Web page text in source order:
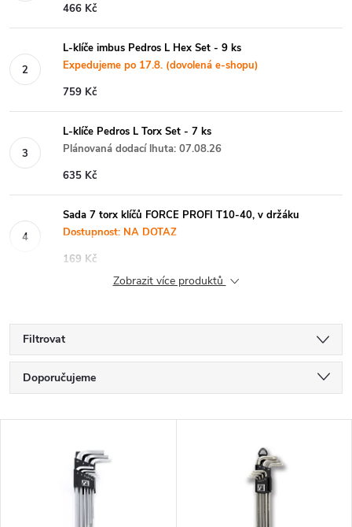
466 Kč
L-klíče imbus Pedros L Hex Set - 9 ks
Expedujeme po 17.8. (dovolená e-shopu)
759 Kč
L-klíče Pedros L Torx Set - 7 ks
Plánovaná dodací lhuta: 07.08.26
635 Kč
Sada 7 torx klíčů FORCE PROFI T10-40, v držáku
Dostupnost: NA DOTAZ
169 Kč
Zobrazit více produktů
Filtrovat
Ř
a
Doporučujeme
Nejprodávanější